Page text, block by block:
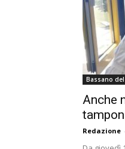
Bassano
Anche
Redazione -